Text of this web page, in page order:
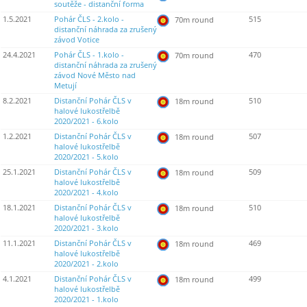
soutěže - distanční forma
1.5.2021
Pohár ČLS - 2.kolo -
distanční náhrada za zrušený
závod Votice
70m round 515
24.4.2021
Pohár ČLS - 1.kolo -
distanční náhrada za zrušený
závod Nové Město nad
Metují
70m round 470
8.2.2021
Distanční Pohár ČLS v
halové lukostřelbě
2020/2021 - 6.kolo
18m round 510
1.2.2021
Distanční Pohár ČLS v
halové lukostřelbě
2020/2021 - 5.kolo
18m round 507
25.1.2021
Distanční Pohár ČLS v
halové lukostřelbě
2020/2021 - 4.kolo
18m round 509
18.1.2021
Distanční Pohár ČLS v
halové lukostřelbě
2020/2021 - 3.kolo
18m round 510
11.1.2021
Distanční Pohár ČLS v
halové lukostřelbě
2020/2021 - 2.kolo
18m round 469
4.1.2021
Distanční Pohár ČLS v
halové lukostřelbě
2020/2021 - 1.kolo
18m round 499